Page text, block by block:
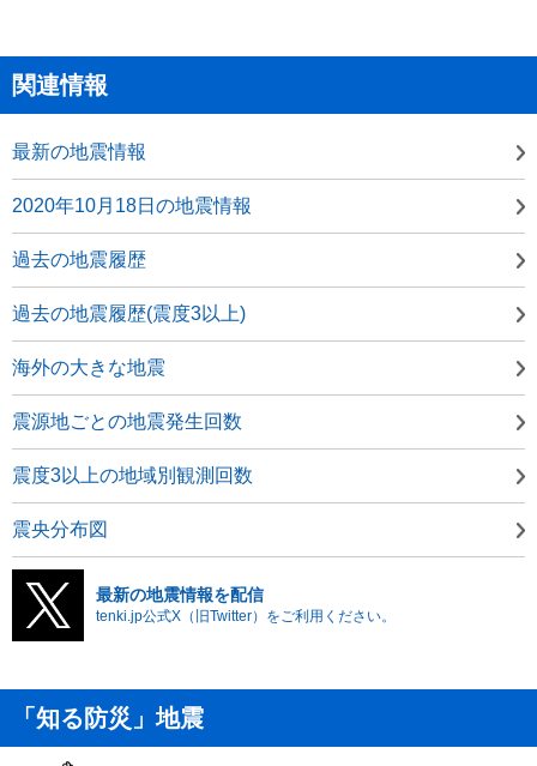
関連情報
最新の地震情報
2020年10月18日の地震情報
過去の地震履歴
過去の地震履歴(震度3以上)
海外の大きな地震
震源地ごとの地震発生回数
震度3以上の地域別観測回数
震央分布図
最新の地震情報を配信
tenki.jp公式X（旧Twitter）をご利用ください。
「知る防災」地震